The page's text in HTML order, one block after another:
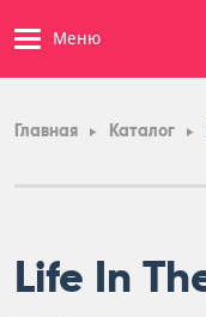
Меню
Главная Каталог
Life In